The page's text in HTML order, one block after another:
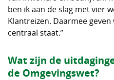
ben ik aan de slag met vier
Klantreizen. Daarmee
centraal staat.”
Wat zijn de
de Omgevingswet?